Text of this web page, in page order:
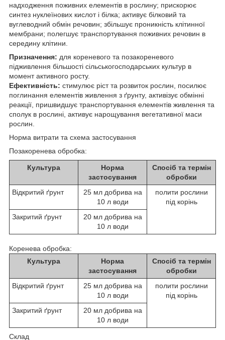
надходження поживних елементів в рослину; прискорює
синтез нуклеїнових кислот і білка; активує білковий та
вуглеводний обмін речовин; збільшує проникність клітинної
мембрани; полегшує транспортування поживних речовин в
середину клітини.
Призначення: для кореневого та позакореневого
підживлення більшості сільськогосподарських культур в
момент активного росту.
Ефективність: стимулює ріст та розвиток рослин, посилює
поглинання елементів живлення з ґрунту, активізує обмінні
реакції, пришвидшує транспортування елементів живлення та
сполук в рослині, активує нарощування вегетативної маси
рослин.
Норма витрати та схема застосування
Позакоренева обробка:
Культура
Норма
застосування
Спосіб та термін
обробки
Відкритий ґрунт
25 мл добрива на
10 л води
полити рослини
під корінь
Закритий ґрунт
20 мл добрива на
10 л води
Коренева обробка:
Культура
Норма
застосування
Спосіб та термін
обробки
Відкритий ґрунт
25 мл добрива на
10 л води
полити рослини
під корінь
Закритий ґрунт
20 мл добрива на
10 л води
Склад